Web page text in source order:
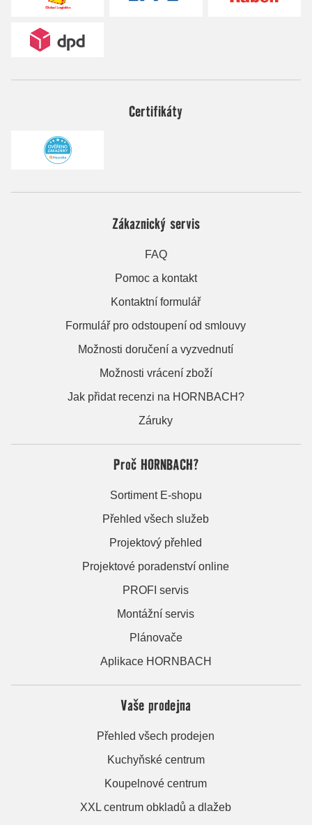
Certifikáty
Zákaznický servis
FAQ
Pomoc a kontakt
Kontaktní formulář
Formulář pro odstoupení od smlouvy
Možnosti doručení a vyzvednutí
Možnosti vrácení zboží
Jak přidat recenzi na HORNBACH?
Záruky
Proč HORNBACH?
Sortiment E-shopu
Přehled všech služeb
Projektový přehled
Projektové poradenství online
PROFI servis
Montážní servis
Plánovače
Aplikace HORNBACH
Vaše prodejna
Přehled všech prodejen
Kuchyňské centrum
Koupelnové centrum
XXL centrum obkladů a dlažeb